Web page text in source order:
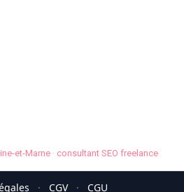
et-Marne · consultant SEO freelance
· CGV · CGU